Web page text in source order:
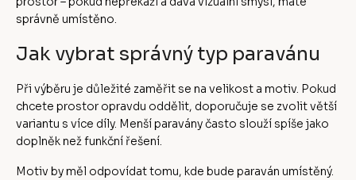
správně umístěno.
Jak vybrat správný typ paravánu
Při výběru je důležité zaměřit se na velikost a motiv. Pokud
chcete prostor opravdu oddělit, doporučuje se zvolit větší
variantu s více díly. Menší paravány často slouží spíše jako
doplněk než funkční řešení.
Motiv by měl odpovídat tomu, kde bude paraván umístěný.